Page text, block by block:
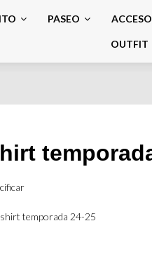
PASEO
OUTFIT
temporada 24-25